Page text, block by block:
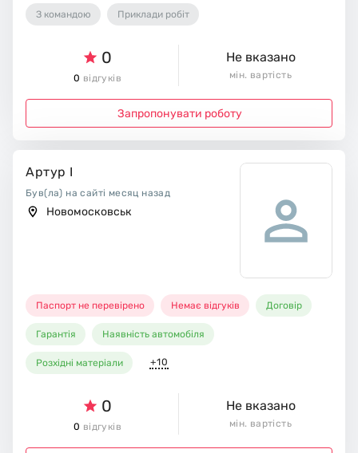
З командою Приклади робіт
0
0 відгуків
Не вказано
мін. вартість
Запропонувати роботу
Артур І
Був(ла) на сайті месяц назад
Новомосковськ
Паспорт не перевірено Немає відгуків Договір
Гарантія Наявність автомобіля
Розхідні матеріали +10
0
0 відгуків
Не вказано
мін. вартість